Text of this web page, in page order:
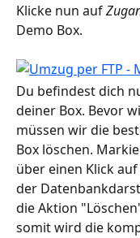
Klicke nun auf
Demo Box.
Du befindest dich
deiner Box. Bevor
müssen wir die
Box löschen.
über einen Klick
der
die Aktion
somit wird die